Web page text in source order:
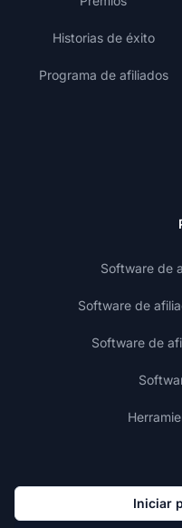
Historias de éxito
Programa de afiliados
Software de
Software de
Software de
Iniciar